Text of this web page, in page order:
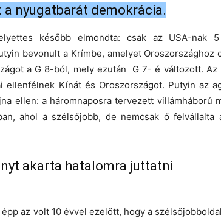
nyugatbarát demokrácia.
később elmondta: csak az USA-nak
bevonult a Krímbe, amelyet Oroszországhoz
a G 8-ból, mely ezután G 7- é változott. Az
ellenfélnek Kínát és Oroszországot. Putyin az
ellen: a háromnaposra tervezett villámháború
ahol a szélsőjobb, de nemcsak ő felvállalta
akarta hatalomra juttatni
az volt 10 évvel ezelőtt, hogy a